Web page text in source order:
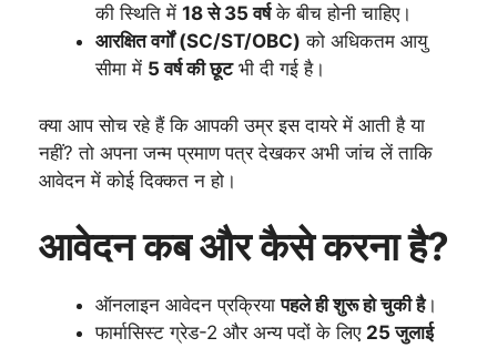
की स्थिति में 18 से 35 वर्षके बीच होनी चाहिए।
आरक्षित वर्गों (SC/ST/OBC) को अधिकतम आयु
सीमा में 5 वर्ष की छूटभी दी गई है।
क्या आप सोच रहे हैं कि आपकी उम्र इस दायरे में आती है या
नहीं? तो अपना जन्म प्रमाण पत्र देखकर अभी जांच लें ताकि
आवेदन में कोई दिक्कत न हो।
आवेदन कब और कैसे करना है?
ऑनलाइन आवेदन प्रक्रियापहले ही शुरू हो चुकी है।
फार्मासिस्ट ग्रेड-2 और अन्य पदों के लिए 25 जुलाई